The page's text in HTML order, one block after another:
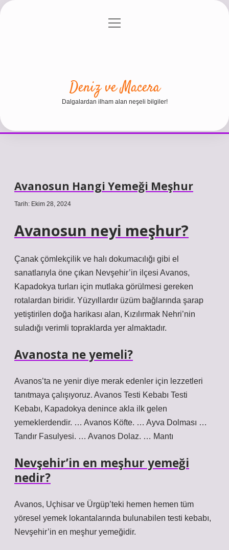
Gizlilik Politikası
menüyü
Deniz ve Macera
Dalgalardan ilham alan neşeli bilgiler!
Avanosun Hangi Yemeği Meşhur
Tarih: Ekim 28, 2024
Avanosun neyi meşhur?
Çanak çömlekçilik ve halı dokumacılığı gibi el
sanatlarıyla öne çıkan Nevşehir’in ilçesi Avanos,
Kapadokya turları için mutlaka görülmesi gereken
rotalardan biridir. Yüzyıllardır üzüm bağlarında şarap
yetiştirilen doğa harikası alan, Kızılırmak Nehri’nin
suladığı verimli topraklarda yer almaktadır.
Avanosta ne yemeli?
Avanos’ta ne yenir diye merak edenler için lezzetleri
tanıtmaya çalışıyoruz. Avanos Testi Kebabı Testi
Kebabı, Kapadokya denince akla ilk gelen
yemeklerdendir. … Avanos Köfte. … Ayva Dolması …
Tandır Fasulyesi. … Avanos Dolaz. … Mantı
Nevşehir’in en meşhur yemeği
nedir?
Avanos, Uçhisar ve Ürgüp’teki hemen hemen tüm
yöresel yemek lokantalarında bulunabilen testi kebabı,
Nevşehir’in en meşhur yemeğidir.